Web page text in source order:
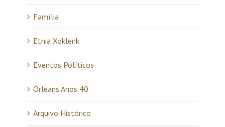
Família
Etnia Xoklenk
Eventos Políticos
Orleans Anos 40
Arquivo Histórico